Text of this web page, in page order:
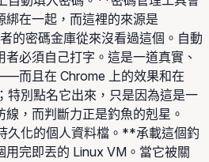
綁在一起，而這裡的來源是
密碼金庫從來沒看過這個。自動
必須自己打字。這是一道真實、
而且在 Chrome 上的效果和在
特別點名它出來，只是因為這是一
，而判斷力正是釣魚的剋星。
久化的個人資料檔。**承載這個釣
用完即丟的 Linux VM。當它被關